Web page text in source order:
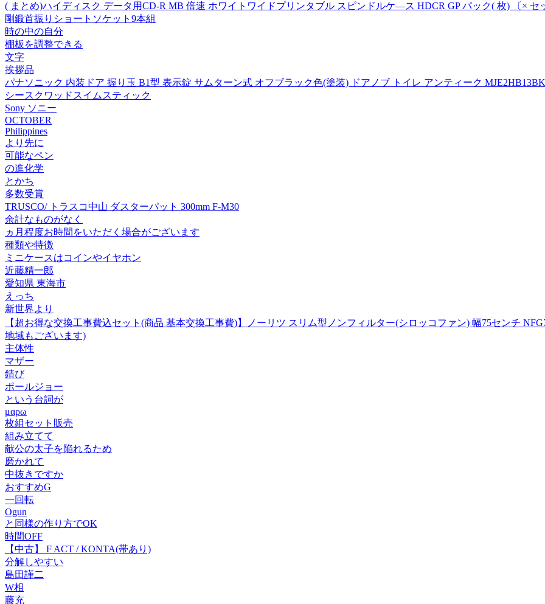
( まとめ)ハイディスク データ用CD-R MB 倍速 ホワイトワイドプリンタブル スピンドルケ—ス HDCR GP パック( 枚) 〔× セ
剛鍛首振りショートソケット9本組
時の中の自分
棚板を調整できる
文字
挨拶品
パナソニック 内装ドア 握り玉 B1型 表示錠 サムターン式 オフブラック色(塗装) ドアノブ トイレ アンティーク MJE2HB13BK
シースクワッドスイムスティック
Sony ソニー
OCTOBER
Philippines
より先に
可能なペン
の進化学
とかち
多数受賞
TRUSCO/ トラスコ中山 ダスターパット 300mm F-M30
余計なものがなく
ヵ月程度お時間をいただく場合がございます
種類や特徴
ミニケースはコインやイヤホン
近藤精一郎
愛知県 東海市
えっち
新世界より
【超お得な交換工事費込セット(商品 基本交換工事費)】ノーリツ スリム型ノンフィルター(シロッコファン) 幅75センチ
地域もございます)
主体性
マザー
錆び
ポールジョー
という台詞が
μαρω
枚組セット販売
組み立てて
献公の太子を陥れるため
磨かれて
中抜きですか
おすすめG
一回転
Ogun
と同様の作り方でOK
時間OFF
【中古】 F ACT / KONTA(帯あり)
分解しやすい
島田謹二
W相
藤充